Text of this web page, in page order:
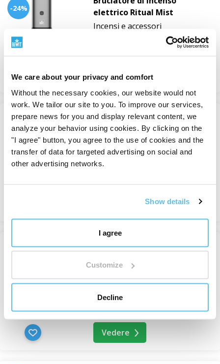
We care about your privacy and comfort
Without the necessary cookies, our website would not
work. We tailor our site to you. To improve our services,
prepare news for you and display relevant content, we
analyze your behavior using cookies. By clicking on the
"I agree" button, you agree to the use of cookies and the
transfer of data for targeted advertising on social and
other advertising networks.
Show details
I agree
Customize
Decline
-24%
elettrico Ritual Mist
Incensi e accessori
Vedere
-50%
Burro di Karité Rosa Quattro
Rose Rinnovatore BIO
Burri corpo
-30%
BIO
Burri corpo
In magazzino
Da 11,37 €16,24 €
Vedere